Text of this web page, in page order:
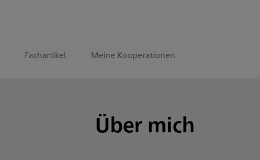
Fachartikel Meine Kooperationen
Über mich